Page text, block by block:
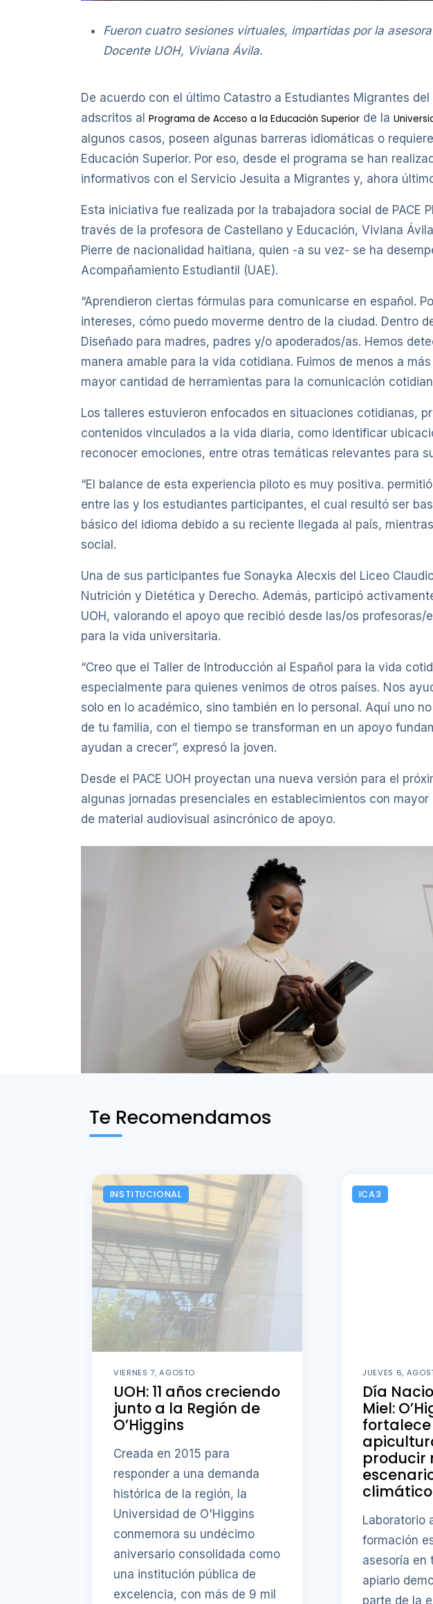
Fueron cuatro sesiones virtuales, impartidas por la
Docente UOH, Viviana Ávila.
De acuerdo con el último Catastro a Estudiantes Migrantes
adscritos al Programa de Acceso a la Educación Superior de la
algunos casos, poseen algunas barreras idiomáticas o
Educación Superior. Por eso, desde el programa se han
informativos con el Servicio Jesuita a Migrantes y, ahora
Esta iniciativa fue realizada por la trabajadora social de PACE
través de la profesora de Castellano y Educación, Viviana
Pierre de nacionalidad haitiana, quien -a su vez- se ha
Acompañamiento Estudiantil (UAE).
“Aprendieron ciertas fórmulas para comunicarse en español.
intereses, cómo puedo moverme dentro de la ciudad. Dentro
Diseñado para madres, padres y/o apoderados/as. Hemos
manera amable para la vida cotidiana. Fuimos de menos a
mayor cantidad de herramientas para la comunicación
Los talleres estuvieron enfocados en situaciones cotidianas,
contenidos vinculados a la vida diaria, como identificar
reconocer emociones, entre otras temáticas relevantes para
“El balance de esta experiencia piloto es muy positiva.
entre las y los estudiantes participantes, el cual resultó ser
básico del idioma debido a su reciente llegada al país,
social.
Una de sus participantes fue Sonayka Alecxis del Liceo
Nutrición y Dietética y Derecho. Además, participó
UOH, valorando el apoyo que recibió desde las/os
para la vida universitaria.
“Creo que el Taller de Introducción al Español para la vida
especialmente para quienes venimos de otros países. Nos
solo en lo académico, sino también en lo personal. Aquí uno
de tu familia, con el tiempo se transforman en un apoyo
ayudan a crecer”, expresó la joven.
Desde el PACE UOH proyectan una nueva versión para el
algunas jornadas presenciales en establecimientos con
de material audiovisual asincrónico de apoyo.
Te Recomendamos
INSTITUCIONAL
VIERNES 7, AGOSTO
UOH: 11 años creciendo
junto a la Región de
O’Higgins
Creada en 2015 para
responder a una demanda
histórica de la región, la
Universidad de O'Higgins
conmemora su undécimo
aniversario consolidada como
una institución pública de
excelencia, con más de 9 mil
ICA3
JUEVES 6,
Día
Miel:
fortalece
producir
climático
Laboratorio
formación
asesoría en
apiario
parte de la